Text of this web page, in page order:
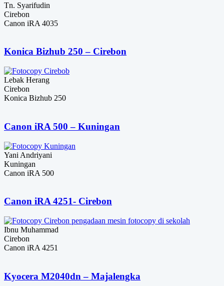
Tn. Syarifudin
Cirebon
Canon iRA 4035
Konica Bizhub 250 – Cirebon
Lebak Herang
Cirebon
Konica Bizhub 250
Canon iRA 500 – Kuningan
Yani Andriyani
Kuningan
Canon iRA 500
Canon iRA 4251- Cirebon
Ibnu Muhammad
Cirebon
Canon iRA 4251
Kyocera M2040dn – Majalengka